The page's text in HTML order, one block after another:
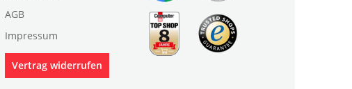
AGB
Impressum
Vertrag widerrufen